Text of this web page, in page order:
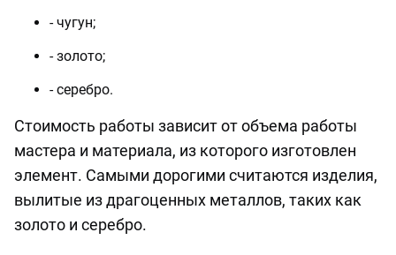
- чугун;
- золото;
- серебро.
Стоимость работы зависит от объема работы
мастера и материала, из которого изготовлен
элемент. Самыми дорогими считаются изделия,
вылитые из драгоценных металлов, таких как
золото и серебро.